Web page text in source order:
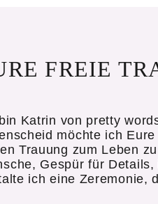
FREIE
Katrin von pretty
möchte ich
Trauung zum Leben
Gespür für
ich eine Zeremonie,